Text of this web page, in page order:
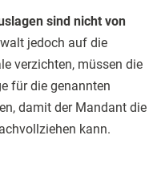
sind nicht von
jedoch auf die
verzichten, müssen die
für die genannten
damit der Mandant die
kann.